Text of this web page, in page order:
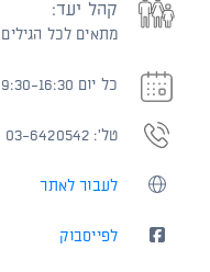
קהל יעד:
מתאים לכל הגילים
כל יום 9:30-16:30
טל': 03-6420542
לעבור לאתר
לפייסבוק